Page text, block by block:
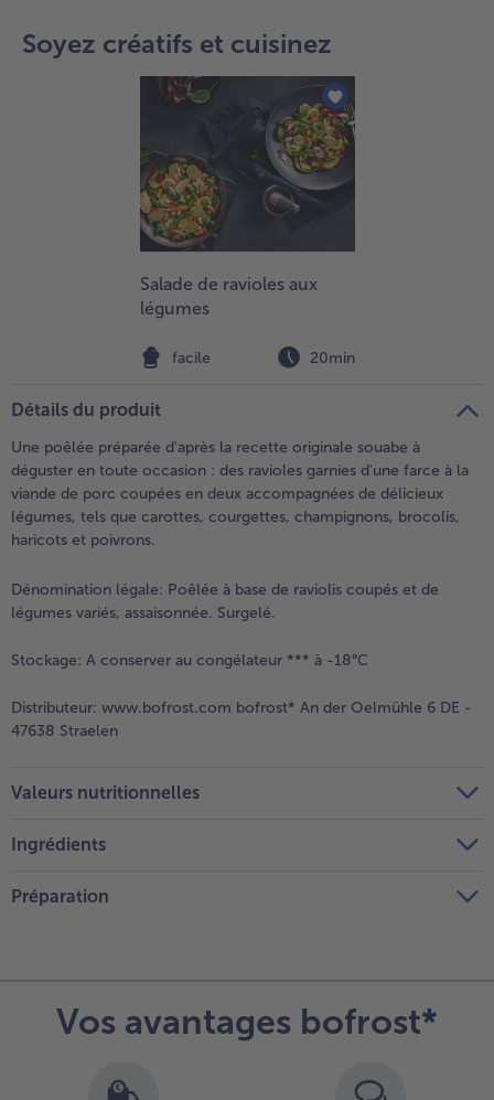
- 5 € à l’achat de 7 menus au choix
Soyez créatifs et cuisinez
Salade de ravioles aux
légumes
facile 20min
Détails du produit
Une poêlée préparée d'après la recette originale souabe à
déguster en toute occasion : des ravioles garnies d'une farce à la
viande de porc coupées en deux accompagnées de délicieux
légumes, tels que carottes, courgettes, champignons, brocolis,
haricots et poivrons.
Dénomination légale: Poêlée à base de raviolis coupés et de
légumes variés, assaisonnée. Surgelé.
Stockage: A conserver au congélateur *** à -18°C
Distributeur: www.bofrost.com bofrost* An der Oelmühle 6 DE -
47638 Straelen
Valeurs nutritionnelles
Ingrédients
Préparation
Vos avantages bofrost*